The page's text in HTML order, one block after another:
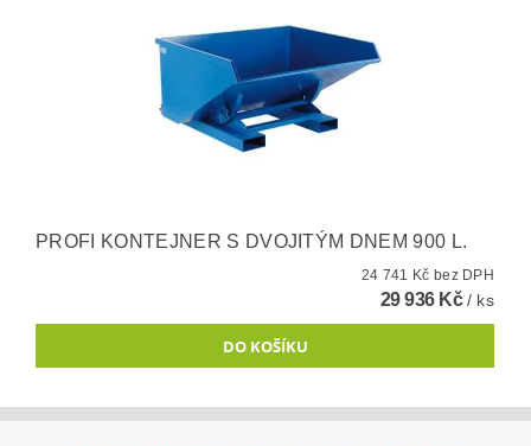
PROFI KONTEJNER S DVOJITÝM DNEM 900 L.
24 741 Kč bez DPH
29 936 Kč/ ks